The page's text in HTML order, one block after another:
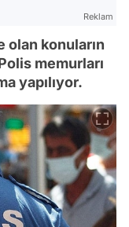
Reklam
olan konuların
memurları
yapılıyor.